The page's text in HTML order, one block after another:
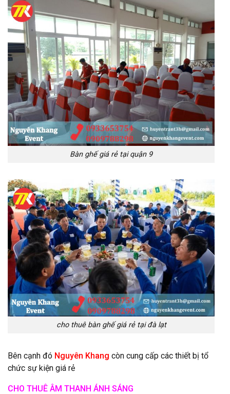
Bàn ghế giá rẻ tại quận 9
cho thuê bàn ghế giá rẻ tại đà lạt
Bên cạnh đó Nguyên Khang còn cung cấp các thiết bị tổ
chức sự kiện giá rẻ
CHO THUÊ ÂM THANH ÁNH SÁNG